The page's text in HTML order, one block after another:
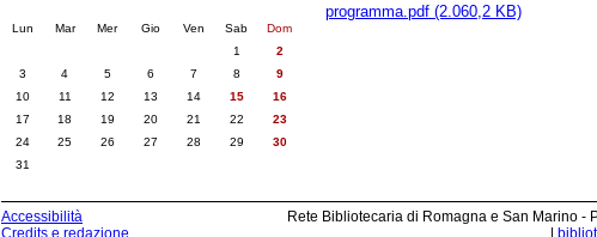
programma.pdf (2.060,2 KB)
Lun Mar Mer Gio Ven Sab
Dom
1
2
3
4 5 6 7 8
9
10
11 12 13 14 15
16
17
18 19 20 21 22
23
24
25 26 27 28 29
30
31
Accessibilità
Credits e redazione
Rete Bibliotecaria di Romagna e San Marino -